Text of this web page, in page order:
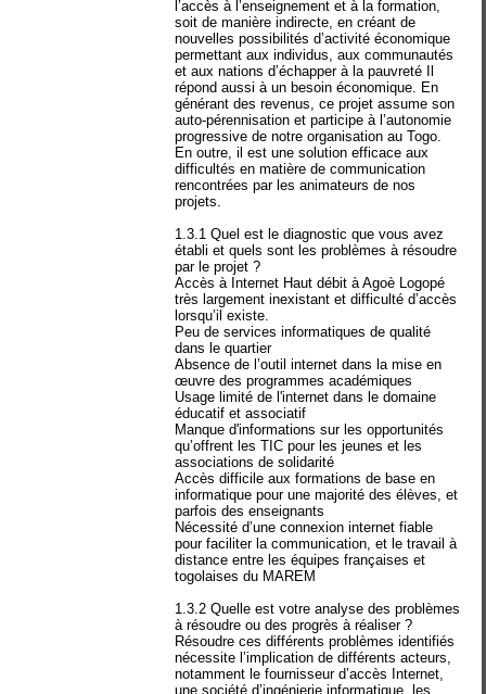
l’accès à l’enseignement et à la formation,
soit de manière indirecte, en créant de
nouvelles possibilités d’activité économique
permettant aux individus, aux communautés
et aux nations d’échapper à la pauvreté Il
répond aussi à un besoin économique. En
générant des revenus, ce projet assume son
auto-pérennisation et participe à l’autonomie
progressive de notre organisation au Togo.
En outre, il est une solution efficace aux
difficultés en matière de communication
rencontrées par les animateurs de nos
projets.
1.3.1 Quel est le diagnostic que vous avez
établi et quels sont les problèmes à résoudre
par le projet ?
Accès à Internet Haut débit à Agoè Logopé
très largement inexistant et difficulté d’accès
lorsqu’il existe.
Peu de services informatiques de qualité
dans le quartier
Absence de l’outil internet dans la mise en
œuvre des programmes académiques
Usage limité de l'internet dans le domaine
éducatif et associatif
Manque d'informations sur les opportunités
qu’offrent les TIC pour les jeunes et les
associations de solidarité
Accès difficile aux formations de base en
informatique pour une majorité des élèves, et
parfois des enseignants
Nécessité d’une connexion internet fiable
pour faciliter la communication, et le travail à
distance entre les équipes françaises et
togolaises du MAREM
1.3.2 Quelle est votre analyse des problèmes
à résoudre ou des progrès à réaliser ?
Résoudre ces différents problèmes identifiés
nécessite l’implication de différents acteurs,
notamment le fournisseur d’accès Internet,
une société d’ingénierie informatique, les